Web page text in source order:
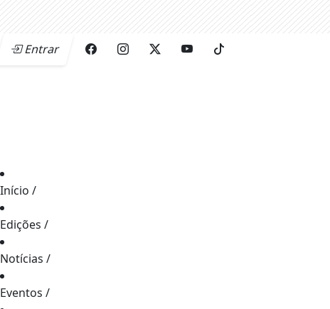
Entrar
Início /
Edições /
Notícias /
Eventos /